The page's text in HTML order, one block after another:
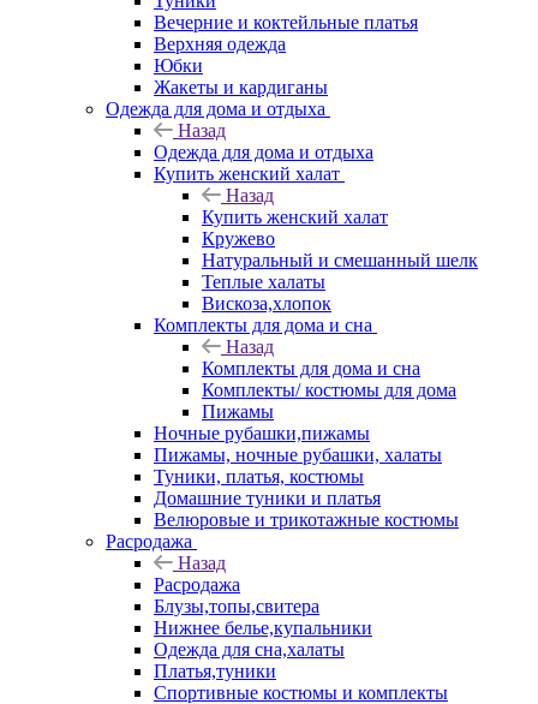
Вечерние и коктейльные платья
Верхняя одежда
Юбки
Жакеты и кардиганы
Одежда для дома и отдыха
Назад
Одежда для дома и отдыха
Купить женский халат
Назад
Купить женский халат
Кружево
Натуральный и смешанный шелк
Теплые халаты
Вискоза,хлопок
Комплекты для дома и сна
Назад
Комплекты для дома и сна
Комплекты/ костюмы для дома
Пижамы
Ночные рубашки,пижамы
Пижамы, ночные рубашки, халаты
Туники, платья, костюмы
Домашние туники и платья
Велюровые и трикотажные костюмы
Расродажа
Назад
Расродажа
Блузы,топы,свитера
Нижнее белье,купальники
Одежда для сна,халаты
Платья,туники
Спортивные костюмы и комплекты